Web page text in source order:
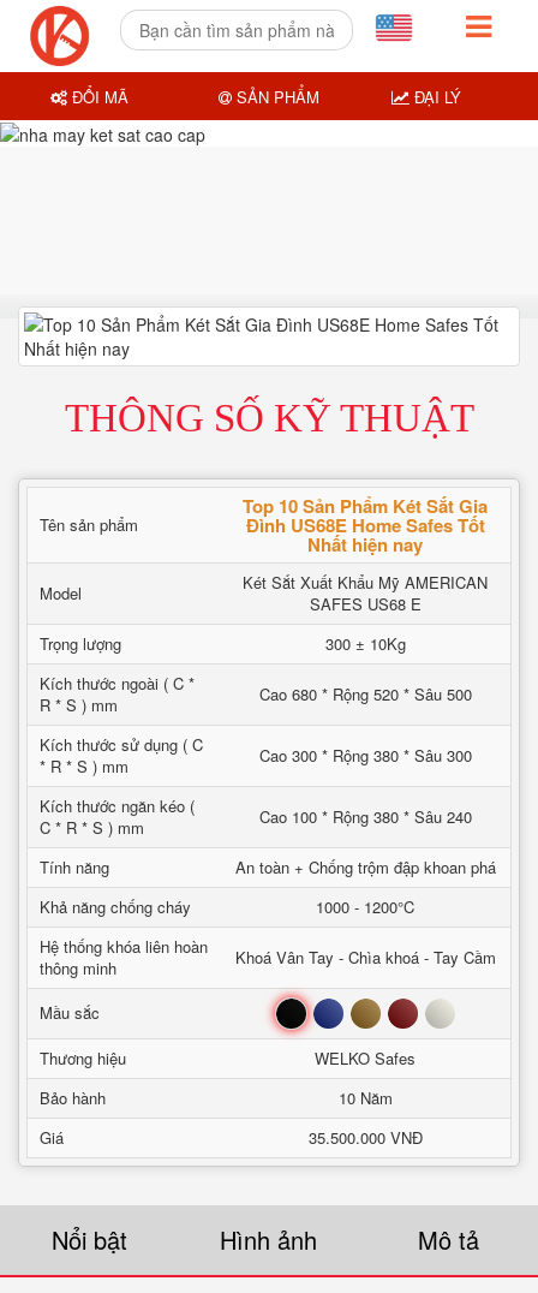
THÔNG SỐ KỸ THUẬT
Tên sản phẩm
Top 10 Sản Phẩm Két Sắt Gia
Đình US68E Home Safes Tốt
Nhất hiện nay
Model
Két Sắt Xuất Khẩu Mỹ AMERICAN
SAFES US68 E
Trọng lượng
300 ± 10Kg
Kích thước ngoài ( C *
R * S ) mm
Cao 680 * Rộng 520 * Sâu 500
Kích thước sử dụng ( C
* R * S ) mm
Cao 300 * Rộng 380 * Sâu 300
Kích thước ngăn kéo (
C * R * S ) mm
Cao 100 * Rộng 380 * Sâu 240
Tính năng
An toàn + Chống trộm đập khoan phá
Khả năng chống cháy
1000 - 1200°C
Hệ thống khóa liên hoàn
thông minh
Khoá Vân Tay - Chìa khoá - Tay Cầm
Mầu sắc Đen Xanh Nâu Đỏ Trắng
Thương hiệu
WELKO Safes
Bảo hành
10 Năm
Giá
35.500.000 VNĐ
Nổi bật Hình ảnh Mô tả
ĐỔI MÃ SẢN PHẨM ĐẠI LÝ